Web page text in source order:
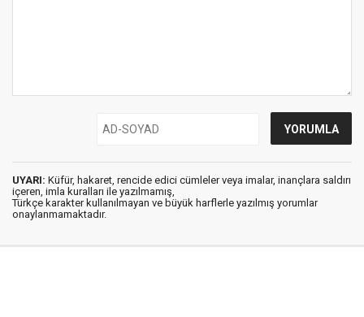
UYARI: Küfür, hakaret, rencide edici cümleler veya imalar, inançlara saldırı
içeren, imla kuralları ile yazılmamış,
Türkçe karakter kullanılmayan ve büyük harflerle yazılmış yorumlar
onaylanmamaktadır.